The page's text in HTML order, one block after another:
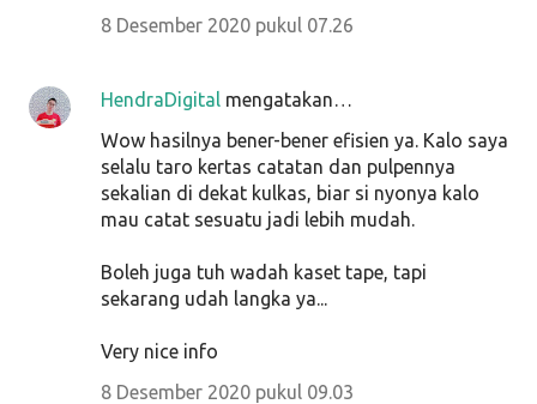
8 Desember 2020 pukul 07.26
HendraDigital mengatakan…
Wow hasilnya bener-bener efisien ya. Kalo saya
selalu taro kertas catatan dan pulpennya
sekalian di dekat kulkas, biar si nyonya kalo
mau catat sesuatu jadi lebih mudah.
Boleh juga tuh wadah kaset tape, tapi
sekarang udah langka ya...
Very nice info
8 Desember 2020 pukul 09.03